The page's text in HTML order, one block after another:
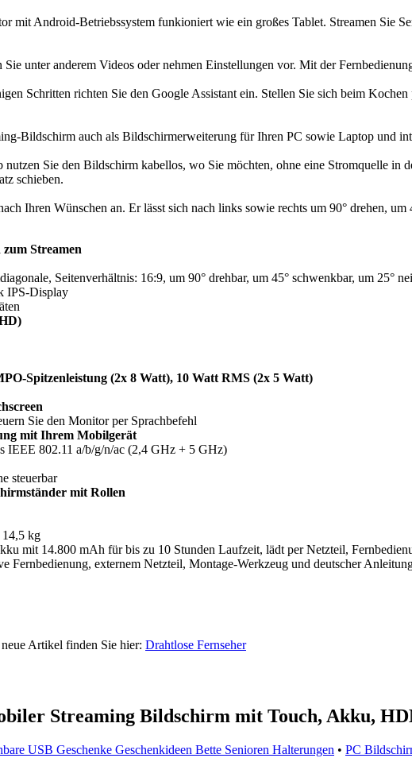
mit Android-Betriebssystem funkioniert wie ein großes Tablet. Streamen Sie
Sie unter anderem Videos oder nehmen Einstellungen vor. Mit der
Schritten richten Sie den Google Assistant ein. Stellen Sie sich beim
Bildschirm auch als Bildschirmerweiterung für Ihren PC sowie Laptop und
Sie den Bildschirm kabellos, wo Sie möchten, ohne eine Stromquelle in
schieben.
Ihren Wünschen an. Er lässt sich nach links sowie rechts um 90° drehen,
Streamen
Seitenverhältnis: 16:9, um 90° drehbar, um 45° schwenkbar, um 25°
IPS-Display
Spitzenleistung (2x 8 Watt), 10 Watt RMS (2x 5 Watt)
Sie den Monitor per Sprachbefehl
mit Ihrem Mobilgerät
802.11 a/b/g/n/ac (2,4 GHz + 5 GHz)
steuerbar
mit Rollen
kg
mit 14.800 mAh für bis zu 10 Stunden Laufzeit, lädt per Netzteil,
Fernbedienung, externem Netzteil, Montage-Werkzeug und deutscher
Artikel finden Sie hier: Drahtlose Fernseher
Streaming Bildschirm mit Touch, Akku,
USB Geschenke Geschenkideen Bette Senioren Halterungen • PC